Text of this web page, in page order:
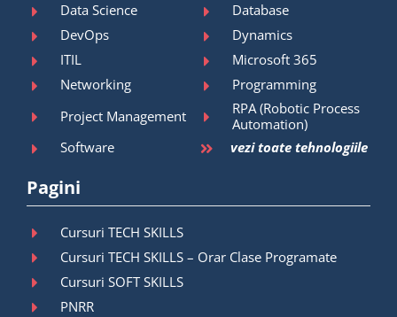
Data Science
Database
DevOps
Dynamics
ITIL
Microsoft 365
Networking
Programming
Project Management
RPA (Robotic Process
Automation)
Software
vezi toate tehnologiile
Pagini
Cursuri TECH SKILLS
Cursuri TECH SKILLS – Orar Clase Programate
Cursuri SOFT SKILLS
PNRR